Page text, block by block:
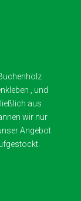
, und
aus
wir nur
Angebot